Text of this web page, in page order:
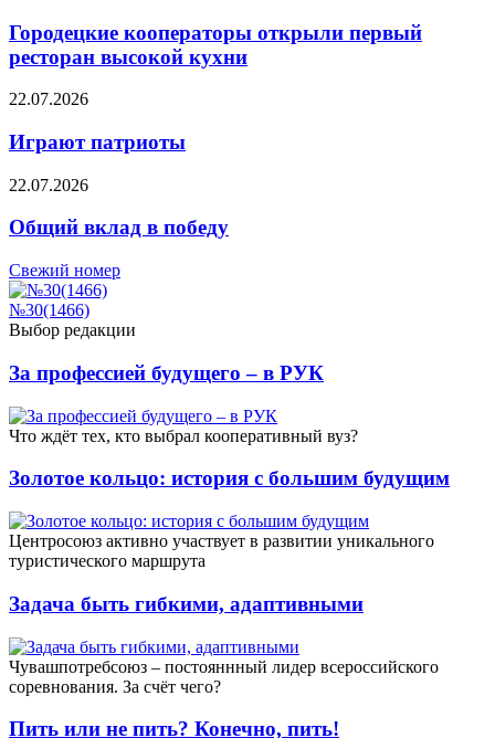
Городецкие кооператоры открыли первый
ресторан высокой кухни
22.07.2026
Играют патриоты
22.07.2026
Общий вклад в победу
Свежий номер
№30(1466)
Выбор редакции
За профессией будущего – в РУК
Что ждёт тех, кто выбрал кооперативный вуз?
Золотое кольцо: история с большим будущим
Центросоюз активно участвует в развитии уникального
туристического маршрута
Задача быть гибкими, адаптивными
Чувашпотребсоюз – постояннный лидер всероссийского
соревнования. За счёт чего?
Пить или не пить? Конечно, пить!